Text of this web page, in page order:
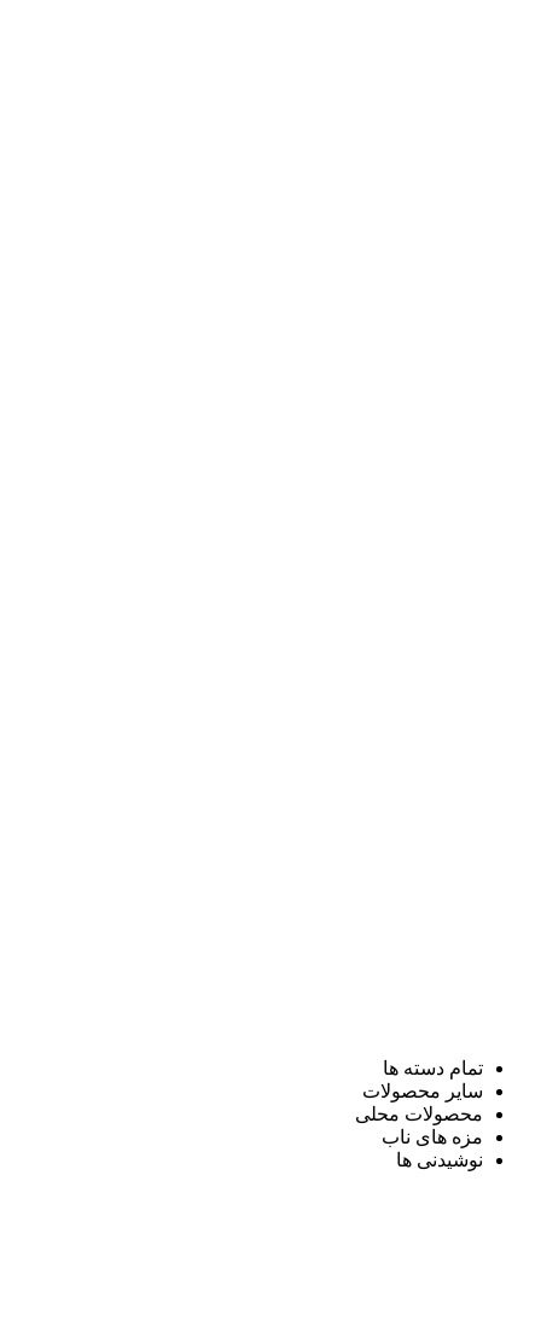
تمام دسته ها
سایر محصولات
محصولات محلی
مزه های ناب
نوشیدنی ها